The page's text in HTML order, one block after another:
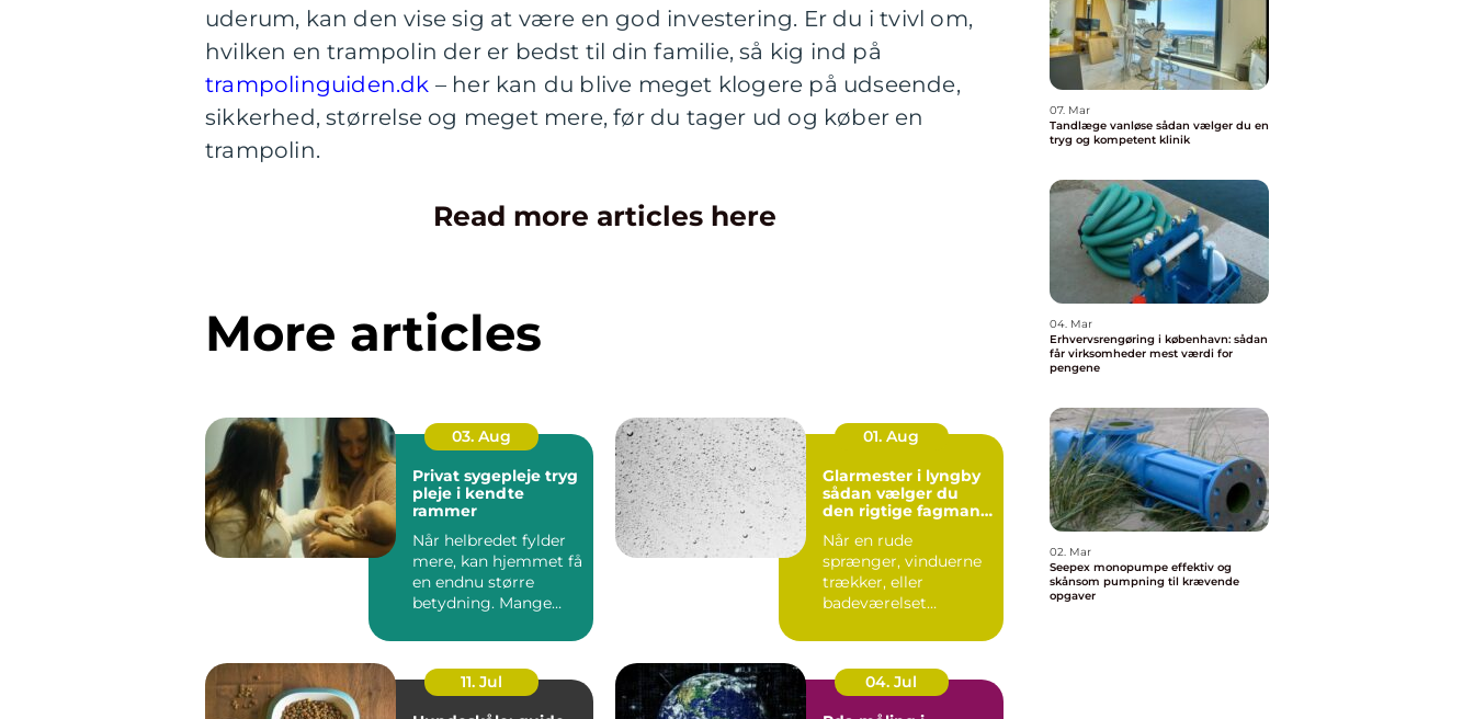
uderum, kan den vise sig at være en god investering. Er du i tvivl om,
hvilken en trampolin der er bedst til din familie, så kig ind på
trampolinguiden.dk – her kan du blive meget klogere på udseende,
sikkerhed, størrelse og meget mere, før du tager ud og køber en
trampolin.
Read more articles here
More articles
03. Aug
Privat sygepleje tryg
pleje i kendte
rammer
Når helbredet fylder
mere, kan hjemmet få
en endnu større
betydning. Mange
be...
01. Aug
Glarmester i lyngby
sådan vælger du
den rigtige fagmand
Når en rude
sprænger, vinduerne
trækker, eller
badeværelset
spejl, er en glarmest...
11. Jul
04. Jul
07. Mar
Tandlæge vanløse sådan vælger du en
tryg og kompetent klinik
04. Mar
Erhvervsrengøring i københavn: sådan
får virksomheder mest værdi for
pengene
02. Mar
Seepex monopumpe effektiv og
skånsom pumpning til krævende
opgaver